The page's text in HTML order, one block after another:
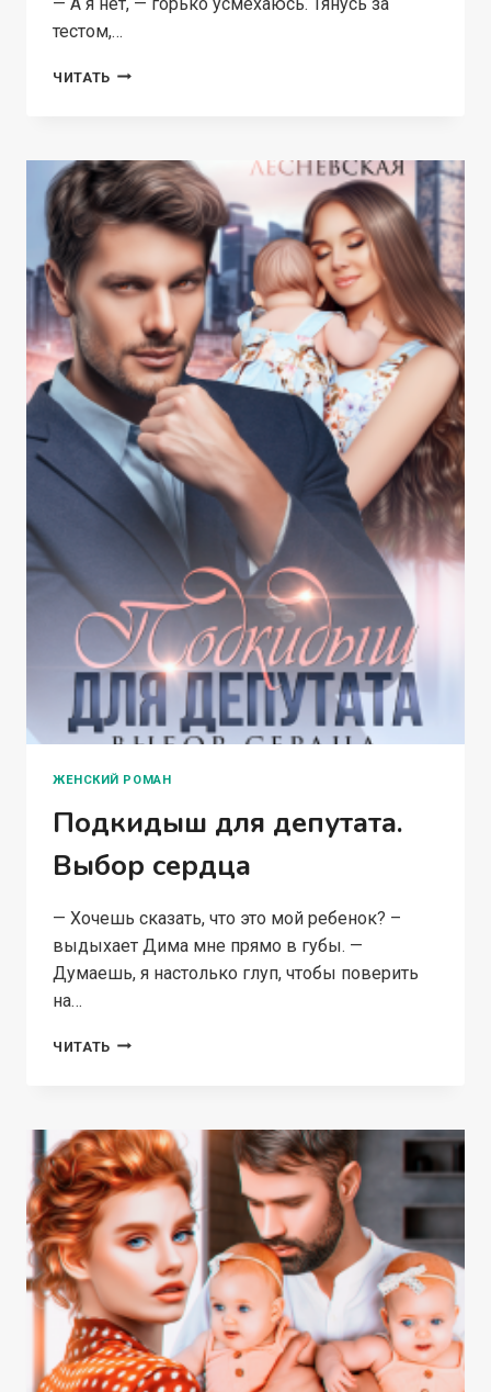
тестом,…
ЧИТАТЬ РАЗВОДИМСЯ!
ДНЕЙ
ЖЕНСКИЙ РОМАН
Подкидыш для депутата.
Выбор сердца
— Хочешь сказать, что это мой ребенок? –
выдыхает Дима мне прямо в губы. —
Думаешь, я настолько глуп, чтобы поверить
на…
ЧИТАТЬ ПОДКИДЫШ
СЕРДЦА